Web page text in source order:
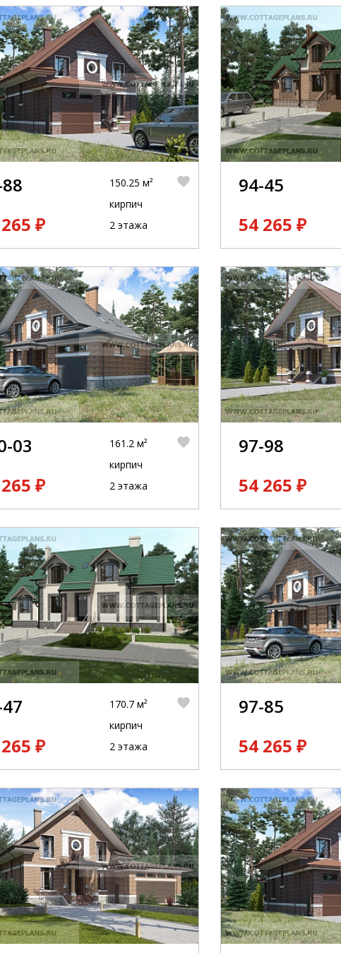
₽
150.25 м²
кирпич
2 этажа
94-45
54 265 ₽
03
₽
161.2 м²
кирпич
2 этажа
97-98
54 265 ₽
₽
170.7 м²
кирпич
2 этажа
97-85
54 265 ₽